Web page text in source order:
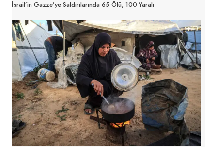
İsrail’in Gazze’ye Saldırılarında 65 Ölü, 100 Yaralı